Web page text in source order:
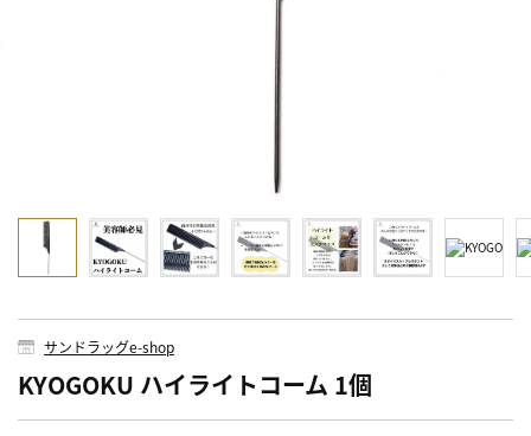
サンドラッグe-shop
KYOGOKU ハイライトコーム 1個